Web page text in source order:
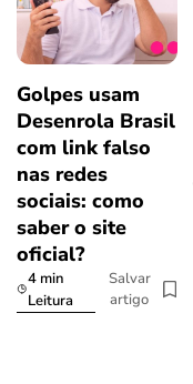
Golpes usam
Desenrola Brasil
com link falso
nas redes
sociais: como
saber o site
oficial?
4 min
Leitura
Salvar
artigo